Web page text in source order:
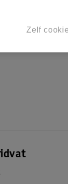
Zelf